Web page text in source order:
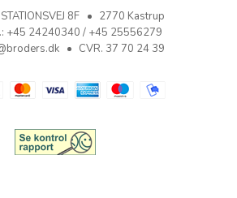
8F
2770 Kastrup
: +45 24240340 / +45 25556279
CVR. 37 70 24 39